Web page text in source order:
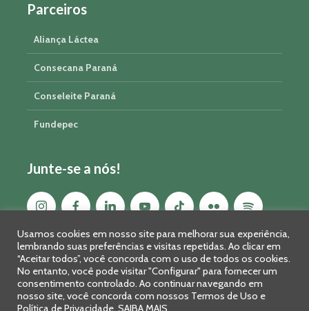
Parceiros
Aliança Láctea
Consecana Paraná
Conseleite Paraná
Fundepec
Junte-se a nós!
Sistema FAEP/SENAR-PR © 2026 · R. Marechal Deodoro, 450, 14º
Usamos cookies em nosso site para melhorar sua experiência,
lembrando suas preferências e visitas repetidas. Ao clicar em
“Aceitar todos”, você concorda com o uso de todos os cookies.
No entanto, você pode visitar "Configurar" para fornecer um
consentimento controlado. Ao continuar navegando em
nosso site, você concorda com nossos Termos de Uso e
Política de Privacidade. SAIBA MAIS